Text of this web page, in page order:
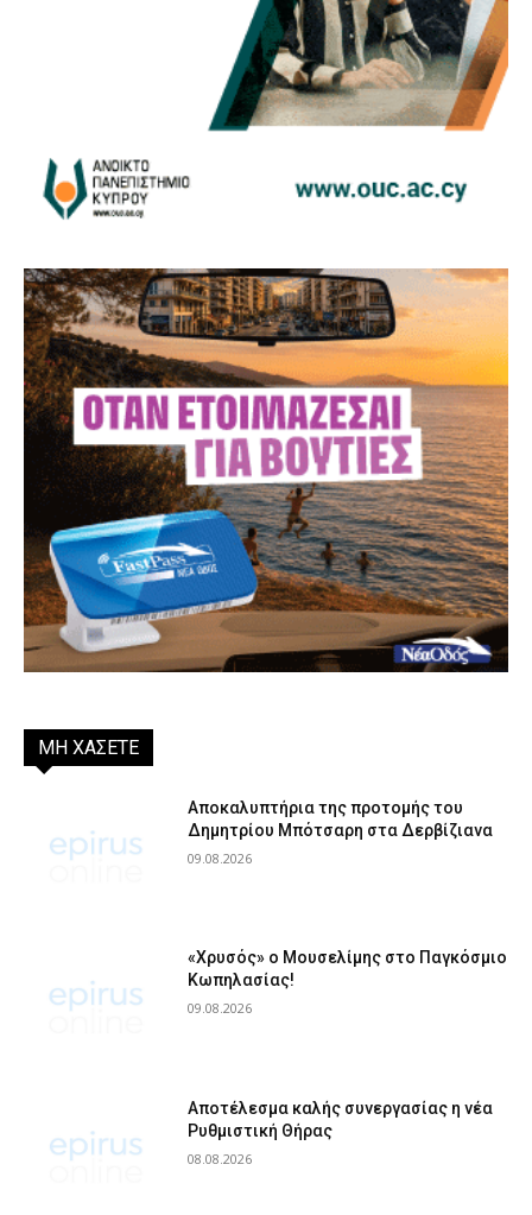
ΜΗ ΧΑΣΕΤΕ
Αποκαλυπτήρια της προτομής του
Δημητρίου Μπότσαρη στα Δερβίζιανα
09.08.2026
«Χρυσός» ο Μουσελίμης στο Παγκόσμιο
Κωπηλασίας!
09.08.2026
Αποτέλεσμα καλής συνεργασίας η νέα
Ρυθμιστική Θήρας
08.08.2026